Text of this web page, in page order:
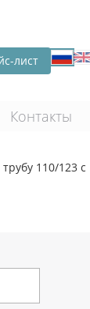
лист
Контакты
110/123 с